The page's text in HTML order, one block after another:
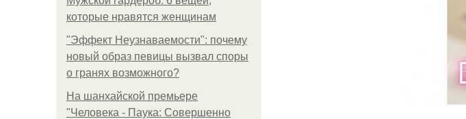
которые нравятся женщинам
"Эффект Неузнаваемости": почему
новый образ певицы вызвал споры
о гранях возможного?
На шанхайской премьере
"Человека - Паука: Совершенно